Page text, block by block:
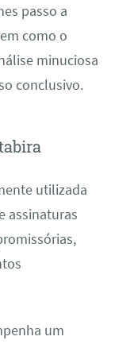
passo a
como o
minuciosa
conclusivo.
utilizada
assinaturas
um